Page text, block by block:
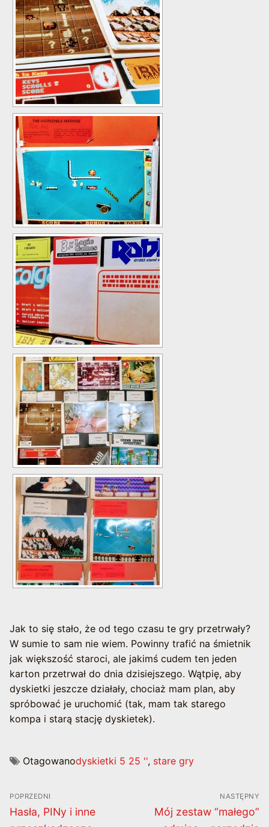
Jak to się stało, że od tego czasu te gry przetrwały?
W sumie to sam nie wiem. Powinny trafić na śmietnik
jak większość staroci, ale jakimś cudem ten jeden
karton przetrwał do dnia dzisiejszego. Wątpię, aby
dyskietki jeszcze działały, chociaż mam plan, aby
spróbować je uruchomić (tak, mam tak starego
kompa i starą stację dyskietek).
Otagowanodyskietki 5 25 '', stare gry
Nawigacja
wpisu
POPRZEDNI
Poprzedni
Hasła, PINy i inne
NASTĘPNY
Następny
Mój zestaw “małego”